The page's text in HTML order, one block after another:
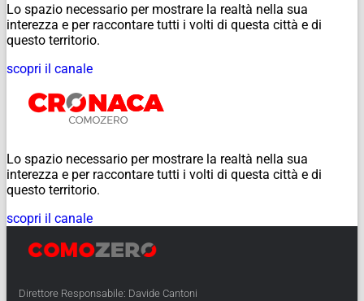
Lo spazio necessario per mostrare la realtà nella sua
interezza e per raccontare tutti i volti di questa città e di
questo territorio.
scopri il canale
Lo spazio necessario per mostrare la realtà nella sua
interezza e per raccontare tutti i volti di questa città e di
questo territorio.
scopri il canale
Direttore Responsabile: Davide Cantoni